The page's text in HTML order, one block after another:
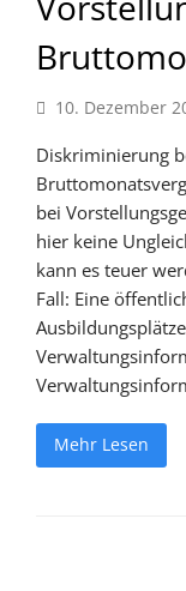
10. Dezember
Diskriminierung
bei
hier keine
kann es teuer
Fall: Eine
Mehr Lesen